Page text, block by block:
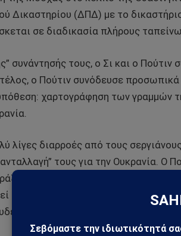
Δικαστηρίου (ΔΠΔ) με το
σε διαδικασία πλήρους
συνάντησής τους, ο Σι και ο Πούτιν
ο Πούτιν συνόδευσε προσωπικά
χαρτογράφηση των γραμμών
λίγες διαρροές από τους
τους για την Ουκρανία. Ο
στο σχέδιο 12 σημείων του
πλήρως από την Ουάσιγκτον. Αλλά η
της Ουκρανίας και